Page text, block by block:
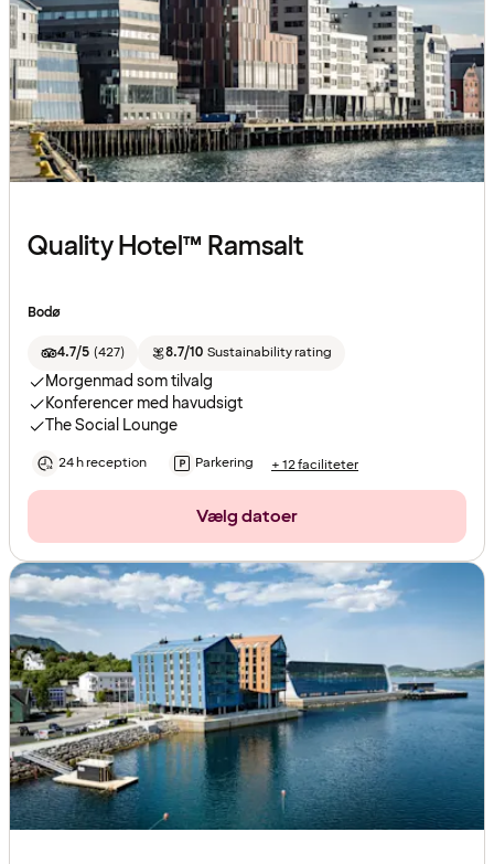
Quality Hotel™ Ramsalt
Bodø
4.7/5 (427) 8.7/10 Sustainability rating
Morgenmad som tilvalg
Konferencer med havudsigt
The Social Lounge
24 h reception Parkering + 12 faciliteter
Vælg datoer